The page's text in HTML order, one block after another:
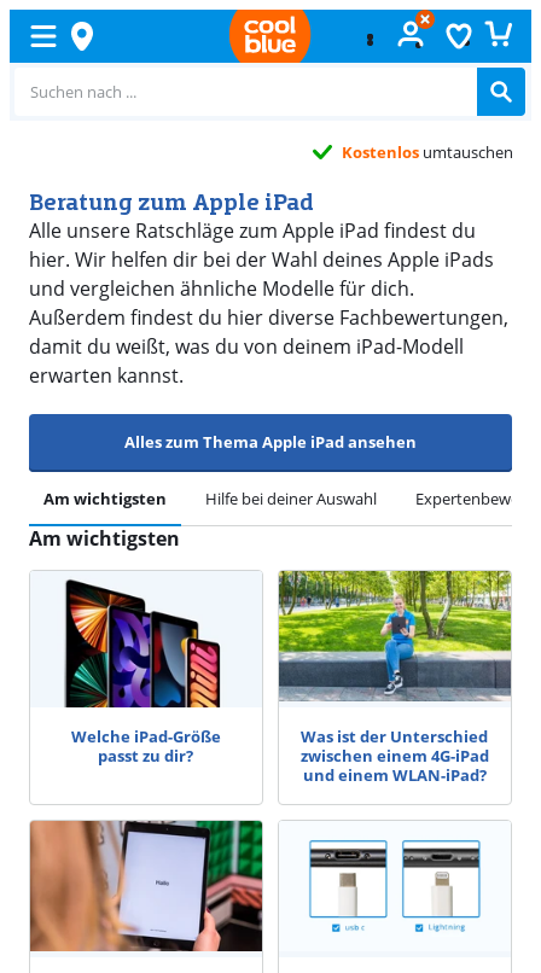
umtauschen
Beratung zum Apple iPad
Alle unsere Ratschläge zum Apple iPad findest du
hier. Wir helfen dir bei der Wahl deines Apple iPads
und vergleichen ähnliche Modelle für dich.
Außerdem findest du hier diverse Fachbewertungen,
damit du weißt, was du von deinem iPad-Modell
erwarten kannst.
Alles zum Thema Apple iPad ansehen
Am wichtigsten Hilfe bei deiner Auswahl
Am wichtigsten
Welche iPad-Größe
passt zu dir?
Was ist der Unterschied
zwischen einem 4G-iPad
und einem WLAN-iPad?